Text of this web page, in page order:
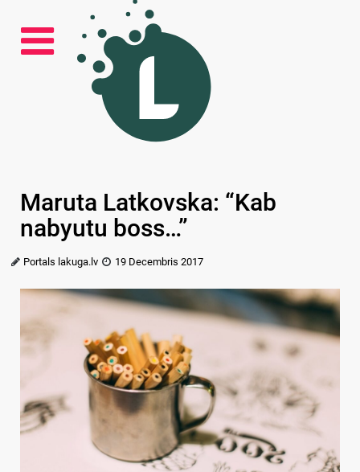
Maruta Latkovska: “Kab
nabyutu boss…”
Portals lakuga.lv 19 Decembris 2017